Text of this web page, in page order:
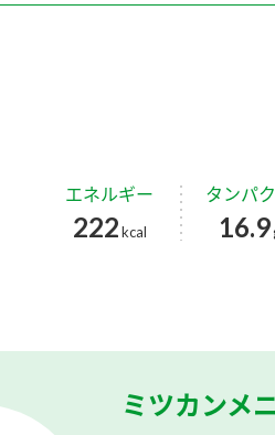
エネルギー
222kcal
タンパ
16.9
ミツカンメ